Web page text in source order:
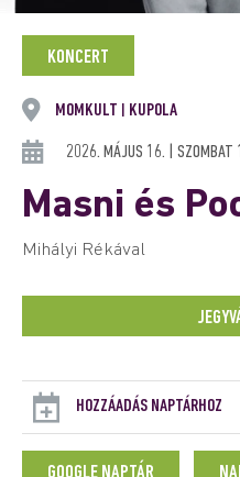
KONCERT
MOMKULT KUPOLA
2026. MÁJUS 16. | SZOMBAT
Masni és
Mihályi Rékával
HOZZÁADÁS NAPTÁRHOZ